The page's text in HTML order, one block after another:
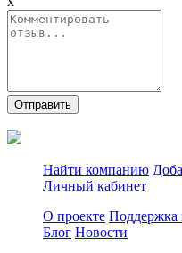
Отправить
Найти компанию
Личный кабинет
О проекте Поддержка
Блог Новости